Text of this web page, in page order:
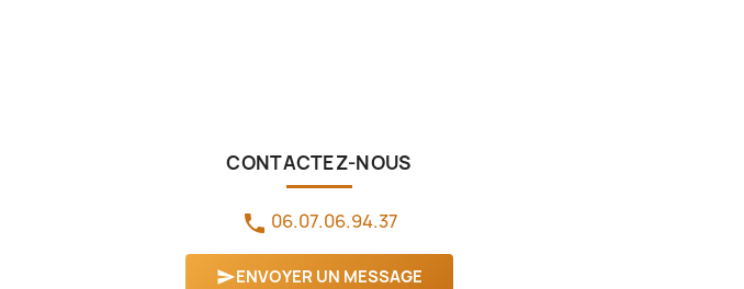
CONTACTEZ-NOUS
phone 06.07.06.94.37
sendENVOYER UN MESSAGE